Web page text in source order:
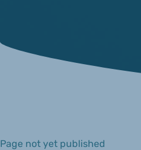
Page not yet published